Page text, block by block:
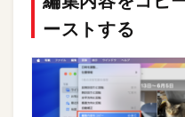
ーストする